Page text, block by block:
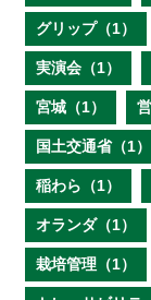
グリップ（1）
実演会（1）
宮城（1）
国土交通省（1）
稲わら（1）
オランダ（1）
栽培管理（1）